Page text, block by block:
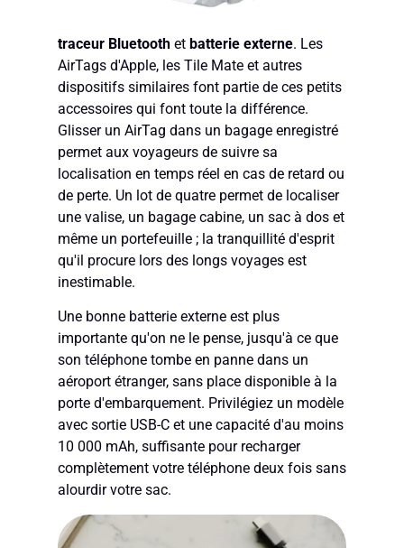
traceur Bluetooth et batterie externe. Les
AirTags d'Apple, les Tile Mate et autres
dispositifs similaires font partie de ces petits
accessoires qui font toute la différence.
Glisser un AirTag dans un bagage enregistré
permet aux voyageurs de suivre sa
localisation en temps réel en cas de retard ou
de perte. Un lot de quatre permet de localiser
une valise, un bagage cabine, un sac à dos et
même un portefeuille ; la tranquillité d'esprit
qu'il procure lors des longs voyages est
inestimable.
Une bonne batterie externe est plus
importante qu'on ne le pense, jusqu'à ce que
son téléphone tombe en panne dans un
aéroport étranger, sans place disponible à la
porte d'embarquement. Privilégiez un modèle
avec sortie USB-C et une capacité d'au moins
10 000 mAh, suffisante pour recharger
complètement votre téléphone deux fois sans
alourdir votre sac.